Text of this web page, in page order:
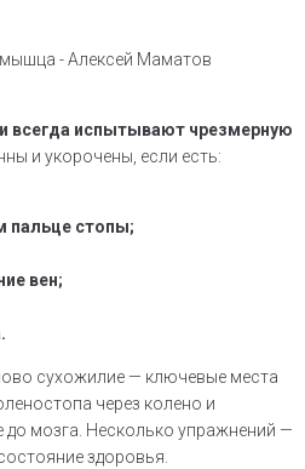
испытывают чрезмерную
и укорочены, если есть:
пальце стопы;
вен;
сухожилие — ключевые места
через колено и
до мозга. Несколько упражнений —
здоровья.